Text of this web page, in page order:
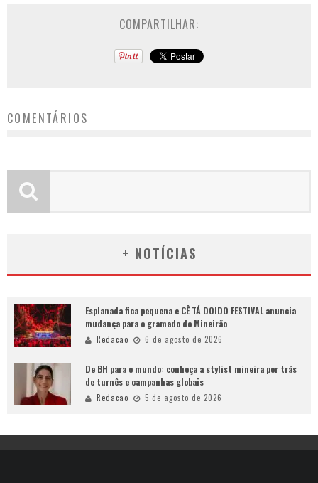
COMPARTILHAR:
COMENTÁRIOS
+ NOTÍCIAS
Esplanada fica pequena e CÊ TÁ DOIDO FESTIVAL anuncia
mudança para o gramado do Mineirão
Redacao 6 de agosto de 2026
De BH para o mundo: conheça a stylist mineira por trás
de turnês e campanhas globais
Redacao 5 de agosto de 2026